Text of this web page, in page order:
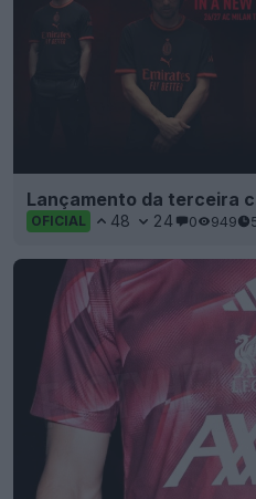
Lançamento da terceira
OFICIAL 48 24 0 949